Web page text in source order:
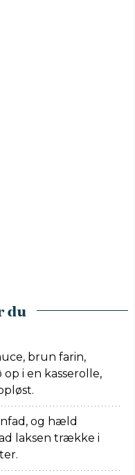
du
brun farin,
op i en kasserolle,
og hæld
laksen trække i